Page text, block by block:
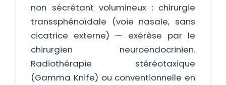
non sécrétant volumineux : chirurgie
transsphénoïdale (voie nasale, sans
cicatrice externe) — exérèse par le
chirurgien neuroendocrinien.
Radiothérapie stéréotaxique
(Gamma Knife) ou conventionnelle en